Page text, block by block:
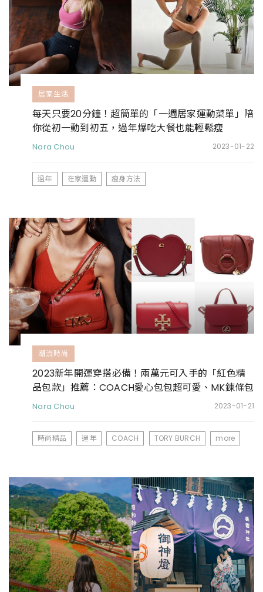
居家生活
每天只要20分鐘！超簡單的「一週居家運動菜單」陪
你從初一動到初五，過年爆吃大餐也能輕鬆瘦
Nara Chou 2023-01-22
過年 在家運動 瘦身方法
潮流時尚
2023新年開運穿搭必備！兩萬元可入手的「紅色精
品包款」推薦：COACH愛心包包超可愛、MK鍊條包
日常也可揹
Nara Chou 2023-01-21
時尚精品 過年 COACH TORY BURCH more